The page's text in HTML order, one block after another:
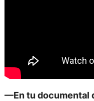
—En tu documental